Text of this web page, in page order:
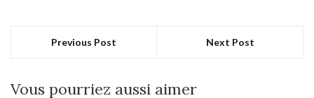
Previous Post Next Post
Vous pourriez aussi aimer